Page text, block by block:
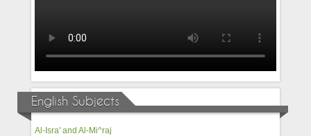
English Subjects
Al-Isra' and Al-Mi^raj